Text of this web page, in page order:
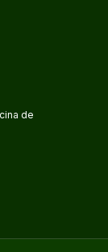
de